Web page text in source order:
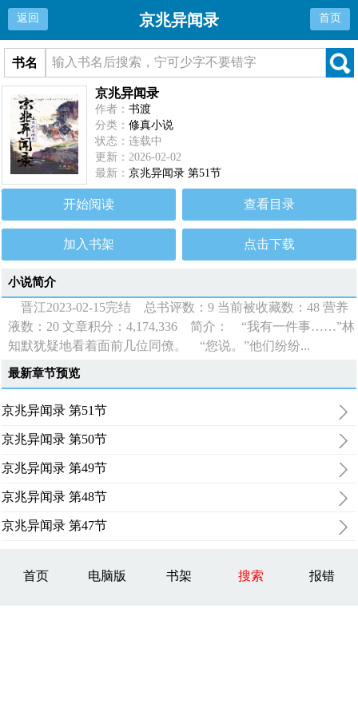
返回 京兆异闻录 首页
书名
京兆异闻录
作者：书渡
分类：修真小说
状态：连载中
更新：2026-02-02
最新：京兆异闻录 第51节
开始阅读 查看目录
加入书架 点击下载
小说简介
晋江2023-02-15完结 总书评数：9 当前被收藏数：48 营养
液数：20 文章积分：4,174,336 简介： “我有一件事……”林
知默犹疑地看着面前几位同僚。 “您说。”他们纷纷...
最新章节预览
京兆异闻录 第51节
京兆异闻录 第50节
京兆异闻录 第49节
京兆异闻录 第48节
京兆异闻录 第47节
首页 电脑版 书架 搜索 报错